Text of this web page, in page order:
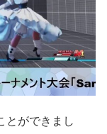
とができまし